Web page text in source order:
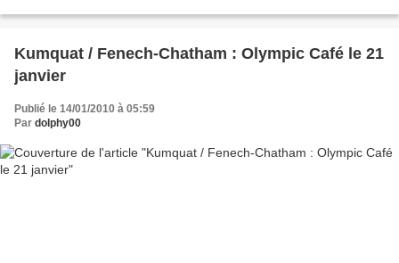
Kumquat / Fenech-Chatham : Olympic Café le 21
janvier
Publié le 14/01/2010 à 05:59
Par dolphy00